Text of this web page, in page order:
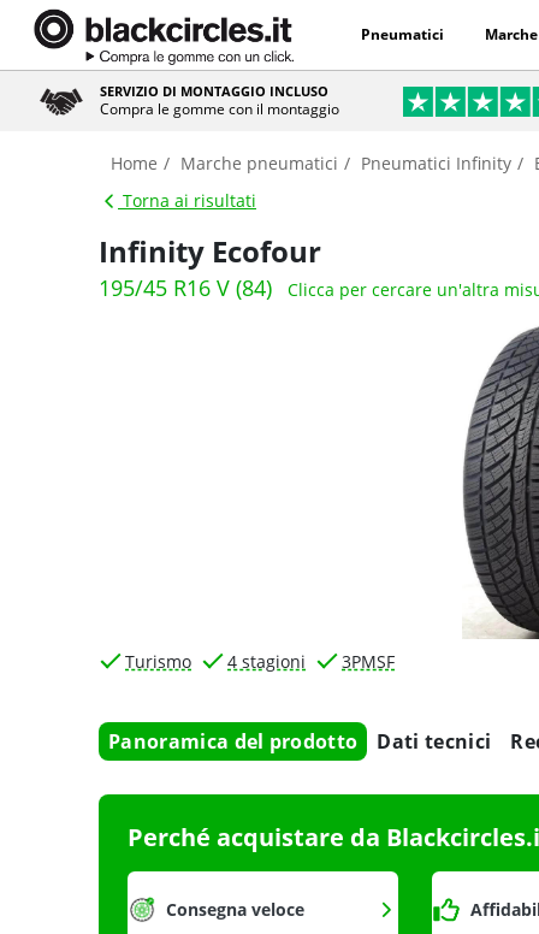
Pneumatici Marche
SERVIZIO DI MONTAGGIO INCLUSO
Compra le gomme con il montaggio
Home Marche pneumatici Pneumatici Infinity
Torna ai risultati
Infinity Ecofour
195/45 R16 V (84) Clicca per cercare un'altra
Turismo 4 stagioni 3PMSF
Panoramica del prodotto Dati tecnici
Perché acquistare da
Consegna veloce